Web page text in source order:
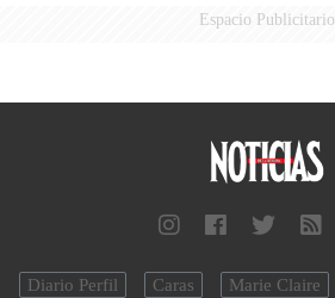
Espacio Publicitario
Diario Perfil Caras Marie Claire